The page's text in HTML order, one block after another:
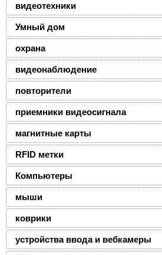
видеотехники
Умный дом
охрана
видеонаблюдение
повторители
приемники видеосигнала
магнитные карты
RFID метки
Компьютеры
мыши
коврики
устройства ввода и вебкамеры